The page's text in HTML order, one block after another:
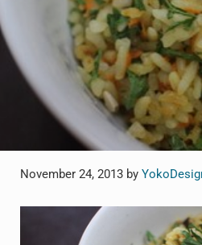
November 24, 2013 by